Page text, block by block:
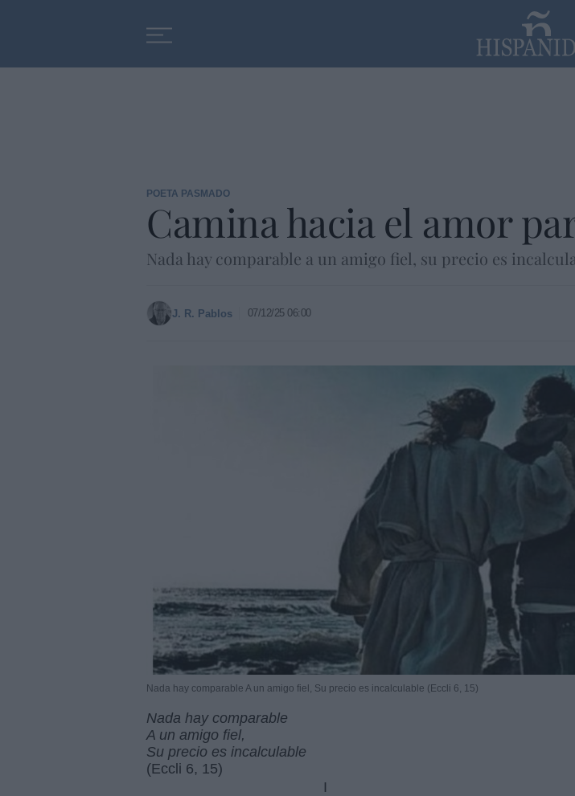
POETA PASMADO
Camina hacia el amor
Nada hay comparable a un amigo fiel, su precio es
J. R. Pablos 07/12/25 06:00
Nada hay comparable A un amigo fiel, Su precio es incalculable (Eccli 6, 15)
Nada hay comparable
A un amigo fiel,
Su precio es incalculable
(Eccli 6, 15)
I